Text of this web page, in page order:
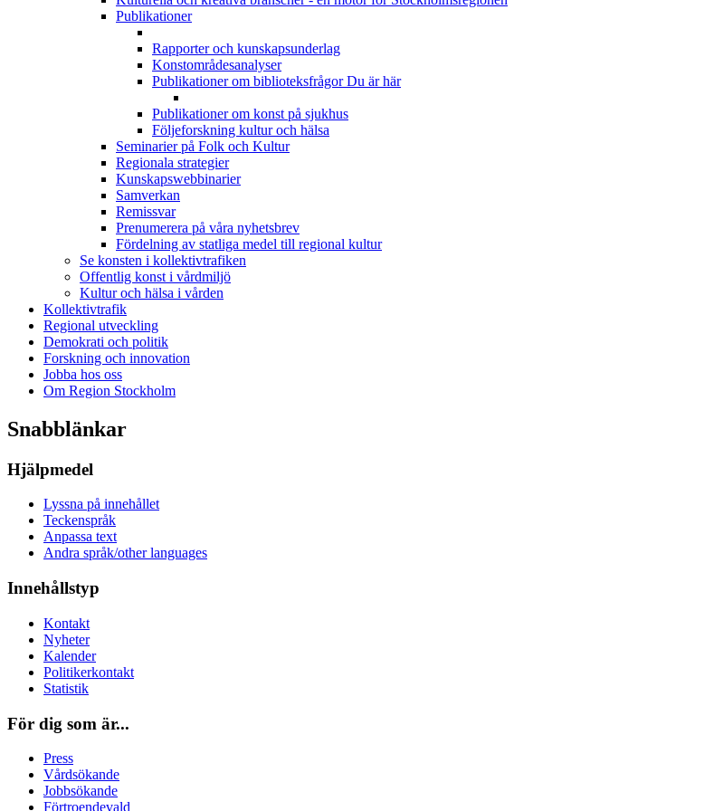
Publikationer
Rapporter och kunskapsunderlag
Konstområdesanalyser
Publikationer om biblioteksfrågor Du är här
Publikationer om konst på sjukhus
Följeforskning kultur och hälsa
Seminarier på Folk och Kultur
Regionala strategier
Kunskapswebbinarier
Samverkan
Remissvar
Prenumerera på våra nyhetsbrev
Fördelning av statliga medel till regional kultur
Se konsten i kollektivtrafiken
Offentlig konst i vårdmiljö
Kultur och hälsa i vården
Kollektivtrafik
Regional utveckling
Demokrati och politik
Forskning och innovation
Jobba hos oss
Om Region Stockholm
Snabblänkar
Hjälpmedel
Lyssna på innehållet
Teckenspråk
Anpassa text
Andra språk/other languages
Innehållstyp
Kontakt
Nyheter
Kalender
Politikerkontakt
Statistik
För dig som är...
Press
Vårdsökande
Jobbsökande
Förtroendevald